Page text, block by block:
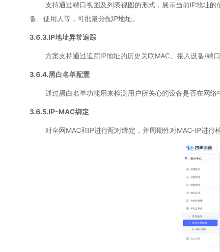
支持通过端口视图及列表视图的形式，展示当前IP地址的
备、使用人等，可批量分配IP地址。
3.6.3.IP地址异常追踪
方案支持通过追踪IP地址的历史关联MAC、接入设备/端口
3.6.4.黑白名单配置
通过黑白名单功能用来检测用户所关心的设备是否在网络
3.6.5.IP-MAC绑定
对全网MAC和IP进行配对绑定，并周期性对MAC-IP进行检